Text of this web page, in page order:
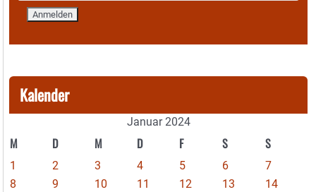
Kalender
Januar 2024
M D M D F S S
1 2 3 4 5 6
7
8
9 10 11 12 13
14